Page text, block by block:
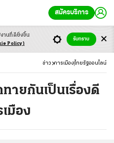
สมัครบริการ
ข่าว การเมือง ไทยรัฐออนไลน์
ยกันเป็นเรื่องดี
มือง
งานที่ดียิ่งขึ้น
Policy)
รับทราบ